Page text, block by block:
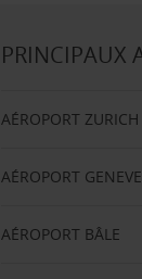
PRINCIPAUX
AÉROPORT ZURICH
AÉROPORT GENEVE
AÉROPORT BÂLE